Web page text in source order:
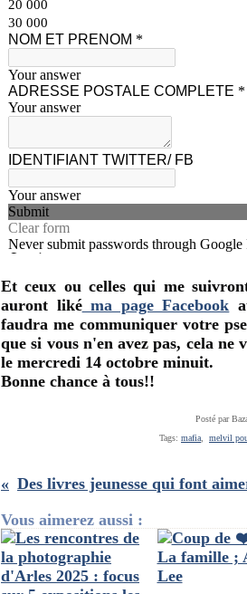
Et ceux ou celles qui me
auront likéma page Facebook
faudra me communiquer votre
que si vous n'en avez pas, cela ne
le mercredi 14 octobre minuit.
Bonne chance à tous!!
Posté par
Tags: mafia melvil
Vous aimerez aussi :